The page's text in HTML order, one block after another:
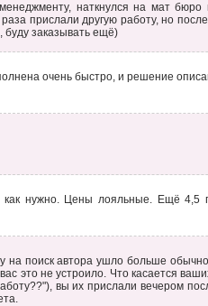
наткнулся на мат бюро
прислали другую работу, но
буду заказывать ещё)
очень быстро, и решение
нужно. Цены лояльные. Ещё 4,5
на поиск автора ушло больше
это не устроило. Что касается
вы их прислали вечером